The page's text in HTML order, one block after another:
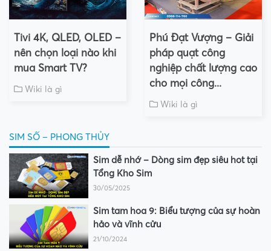
Tivi 4K, QLED, OLED –
nên chọn loại nào khi
mua Smart TV?
Wiki là gì
Phú Đạt Vượng – Giải
pháp quạt công
nghiệp chất lượng cao
cho mọi công...
Wiki là gì
SIM SỐ – PHONG THỦY
Sim dễ nhớ – Dòng sim đẹp siêu hot tại
Tổng Kho Sim
30/05/2025
Sim tam hoa 9: Biểu tượng của sự hoàn
hảo và vĩnh cửu
21/10/2024